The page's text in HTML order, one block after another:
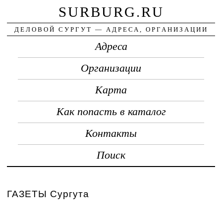
SURBURG.RU
ДЕЛОВОЙ СУРГУТ — АДРЕСА, ОРГАНИЗАЦИИ
Адреса
Организации
Карта
Как попасть в каталог
Контакты
Поиск
ГАЗЕТЫ Сургута